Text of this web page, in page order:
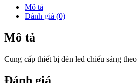
Mô tả
Đánh giá (0)
Mô tả
Cung cấp thiết bị đèn led chiếu sáng
Đánh giá